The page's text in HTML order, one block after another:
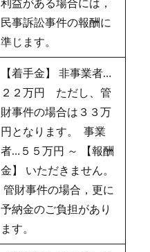
利益がある場合には，
民事訴訟事件の報酬に
準じます。
【着手金】 非事業者…
２２万円 ただし、管
財事件の場合は３３万
円となります。 事業
者…５５万円 ～ 【報酬
金】 いただきません。
管財事件の場合，更に
予納金のご負担があり
ます。